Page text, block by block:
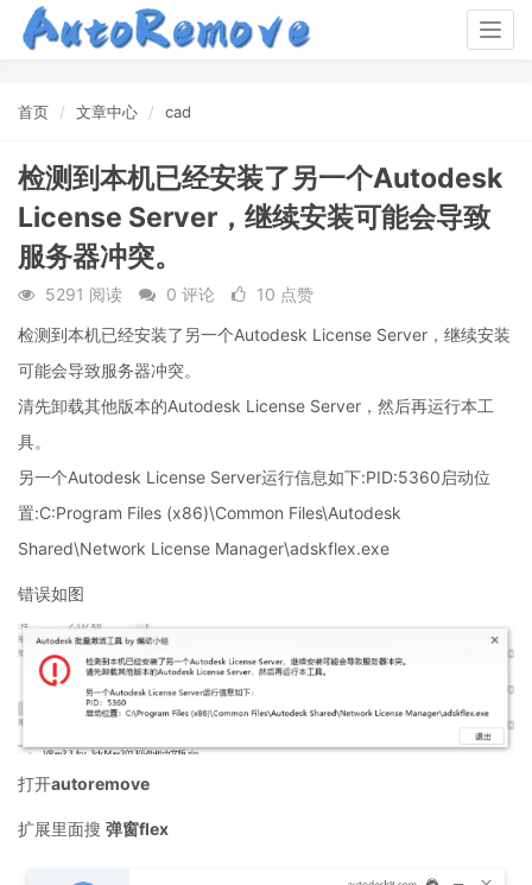
首页 文章中心 cad
检测到本机已经安装了另一个Autodesk
License Server，继续安装可能会导致
服务器冲突。
5291 阅读 0 评论
10 点赞
检测到本机已经安装了另一个Autodesk License Server，继续安装
可能会导致服务器冲突。
清先卸载其他版本的Autodesk License Server，然后再运行本工
具。
另一个Autodesk License Server运行信息如下:PID:5360启动位
置:C:Program Files (x86)\Common Files\Autodesk
Shared\Network License Manager\adskflex.exe
错误如图
打开autoremove
扩展里面搜 弹窗flex